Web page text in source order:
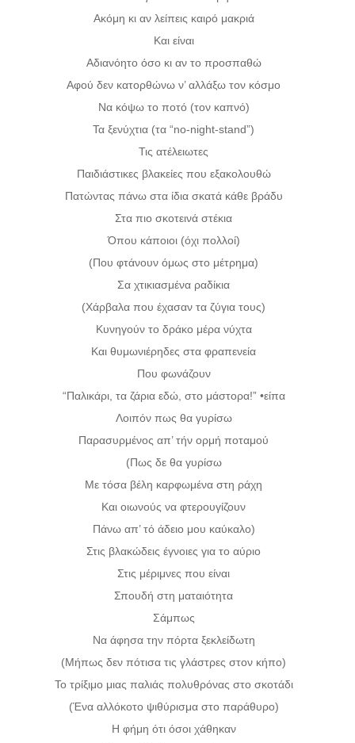
Ακόμη κι αν λείπεις καιρό μακριά
Και είναι
Αδιανόητο όσο κι αν το προσπαθώ
Αφού δεν κατορθώνω ν’ αλλάξω τον κόσμο
Να κόψω το ποτό (τον καπνό)
Τα ξενύχτια (τα “no-night-stand”)
Τις ατέλειωτες
Παιδιάστικες βλακείες που εξακολουθώ
Πατώντας πάνω στα ίδια σκατά κάθε βράδυ
Στα πιο σκοτεινά στέκια
Όπου κάποιοι (όχι πολλοί)
(Που φτάνουν όμως στο μέτρημα)
Σα χτικιασμένα ραδίκια
(Χάρβαλα που έχασαν τα ζύγια τους)
Κυνηγούν το δράκο μέρα νύχτα
Και θυμωνιέρηδες στα φραπενεία
Που φωνάζουν
“Παλικάρι, τα ζάρια εδώ, στο μάστορα!” •είπα
Λοιπόν πως θα γυρίσω
Παρασυρμένος απ’ τήν ορμή ποταμού
(Πως δε θα γυρίσω
Με τόσα βέλη καρφωμένα στη ράχη
Και οιωνούς να φτερουγίζουν
Πάνω απ’ τό άδειο μου καύκαλο)
Στις βλακώδεις έγνοιες για το αύριο
Στις μέριμνες που είναι
Σπουδή στη ματαιότητα
Σάμπως
Να άφησα την πόρτα ξεκλείδωτη
(Μήπως δεν πότισα τις γλάστρες στον κήπο)
Το τρίξιμο μιας παλιάς πολυθρόνας στο σκοτάδι
(Ένα αλλόκοτο ψιθύρισμα στο παράθυρο)
Η φήμη ότι όσοι χάθηκαν